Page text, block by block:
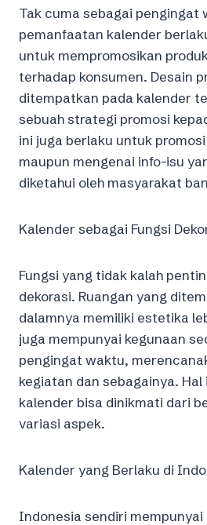
Tak cuma sebagai pengingat
pemanfaatan kalender
untuk mempromosikan
terhadap konsumen. Desain
ditempatkan pada kalender
sebuah strategi promosi
ini juga berlaku untuk
maupun mengenai info-isu
diketahui oleh masyarakat
Kalender sebagai Fungsi
Fungsi yang tidak kalah
dekorasi. Ruangan yang
dalamnya memiliki estetika
juga mempunyai kegunaan
pengingat waktu,
kegiatan dan sebagainya.
kalender bisa dinikmati dari
variasi aspek.
Kalender yang Berlaku di
Indonesia sendiri